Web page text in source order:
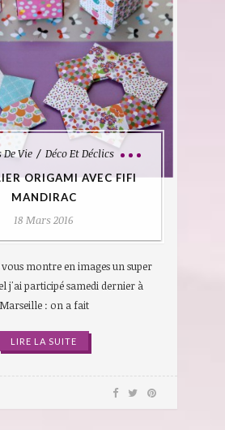
Vie Déco Et Déclics
ORIGAMI AVEC FIFI
MANDIRAC
18 Mars 2016
montre en images un super
j'ai participé samedi dernier à
Marseille : on a fait
LIRE LA SUITE